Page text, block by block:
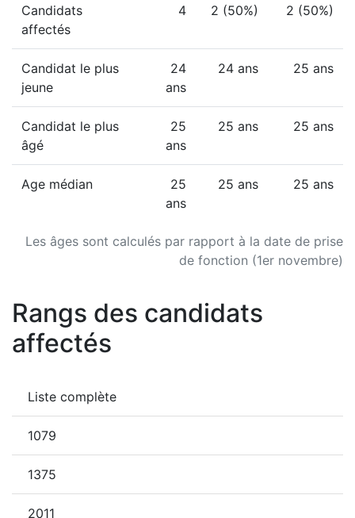
Les âges sont calculés par rapport à la date de prise
de fonction (1er novembre)
Candidats
affectés
4 2 (50%) 2 (50%)
Candidat le plus
jeune
24
ans
24 ans 25 ans
Candidat le plus
âgé
25
ans
25 ans 25 ans
Age médian
25
ans
25 ans 25 ans
Rangs des candidats
affectés
Liste complète
1079
1375
2011